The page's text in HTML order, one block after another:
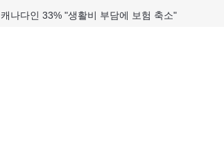
"마약 범죄에 연루됐으니 돈 보내라"